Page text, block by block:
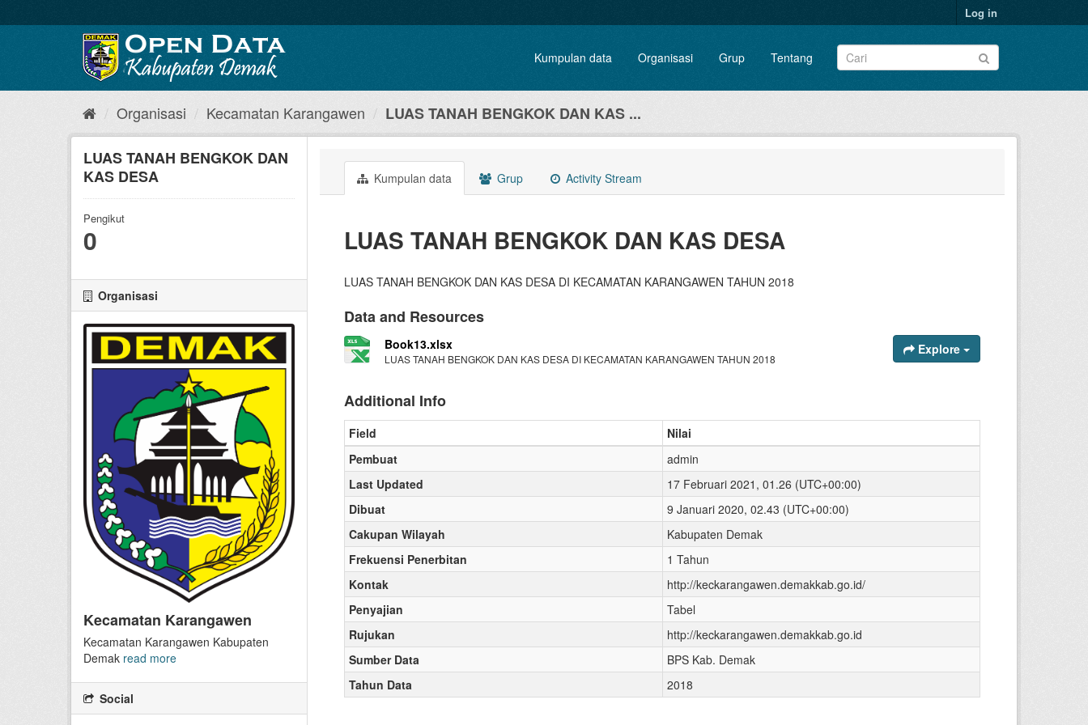
Log in
Kumpulan data Organisasi Grup Tentang
Organisasi Kecamatan Karangawen LUAS TANAH BENGKOK DAN KAS ...
LUAS TANAH BENGKOK DAN
KAS DESA
Pengikut
0
Organisasi
Kecamatan Karangawen
Kecamatan Karangawen Kabupaten
Demak read more
Social
Kumpulan data Grup Activity Stream
LUAS TANAH BENGKOK DAN KAS DESA
LUAS TANAH BENGKOK DAN KAS DESA DI KECAMATAN KARANGAWEN TAHUN 2018
Data and Resources
Book13.xlsx
LUAS TANAH BENGKOK DAN KAS DESA DI KECAMATAN KARANGAWEN TAHUN 2018
Explore
Additional Info
Field
Nilai
Pembuat
admin
Last Updated
17 Februari 2021, 01.26 (UTC+00:00)
Dibuat
9 Januari 2020, 02.43 (UTC+00:00)
Cakupan Wilayah
Kabupaten Demak
Frekuensi Penerbitan
1 Tahun
Kontak
http://keckarangawen.demakkab.go.id/
Penyajian
Tabel
Rujukan
http://keckarangawen.demakkab.go.id
Sumber Data
BPS Kab. Demak
Tahun Data
2018